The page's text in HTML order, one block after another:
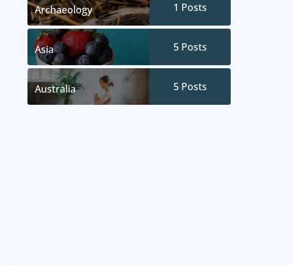
Archaeology 1 Posts
Asia 5 Posts
Australia 5 Posts